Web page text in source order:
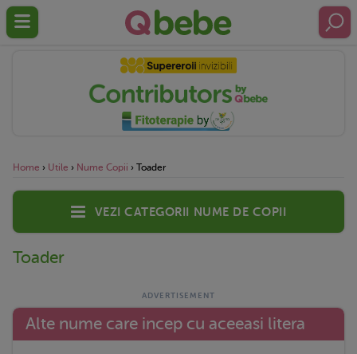
Home › Utile › Nume Copii › Toader
Vezi categorii nume de copii
Toader
Alte nume care incep cu aceeasi litera